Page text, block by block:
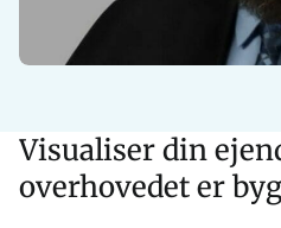
Visualiser din
overhovedet er